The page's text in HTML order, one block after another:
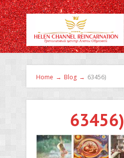
Home → Blog → 63456)
63456)